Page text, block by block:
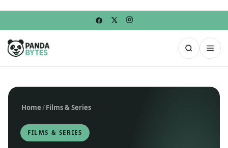
Home/Films & Series
FILMS & SERIES